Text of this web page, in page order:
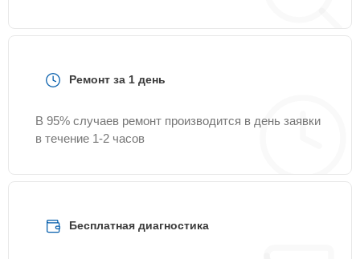
Ремонт за 1 день
В 95% случаев ремонт производится в день заявки
в течение 1-2 часов
Бесплатная диагностика